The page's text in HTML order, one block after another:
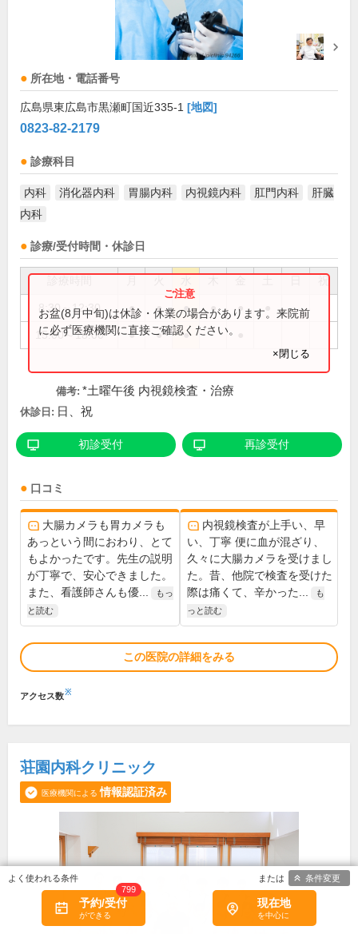
所在地・電話番号
広島県東広島市黒瀬町国近335-1 [地図]
0823-82-2179
診療科目
内科 消化器内科 胃腸内科 内視鏡内科 肛門内科
肝臓
内科
診療/受付時間・休診日
祝
8:30～12:30 ● ● ● ● ●
15:00～18:00 ● ● ●
お盆(8月中旬)は休診・休業の場合があります。来院前
に必ず医療機関に直接ご確認ください。
×閉じる
備考: *土曜午後 内視鏡検査・治療
休診日: 日、祝
初診受付 再診受付
口コミ
大腸カメラも胃カメラも
あっという間におわり、とて
もよかったです。先生の説明
が丁寧で、安心できました。
また、看護師さんも優...
もっ
と読む
内視鏡検査が上手い、早
い、丁寧 便に血が混ざり、
久々に大腸カメラを受けまし
た。昔、他院で検査を受けた
際は痛くて、辛かった...
も
っと読む
この医院の詳細をみる
アクセス数※
荘園内科クリニック
医療機関による 情報認証済み
予約/受付
799
現在地
条件変更